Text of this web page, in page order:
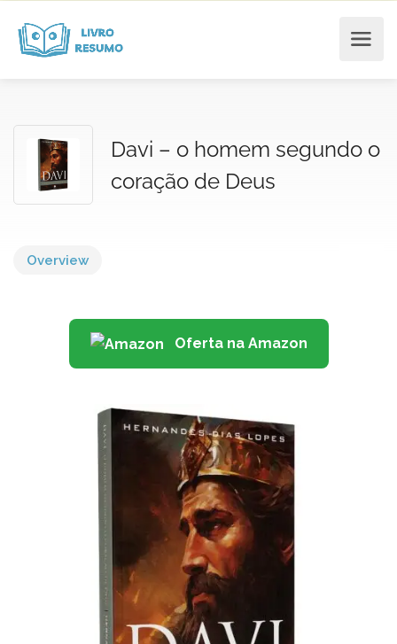
Davi – o homem segundo o
coração de Deus
Overview
Oferta na Amazon